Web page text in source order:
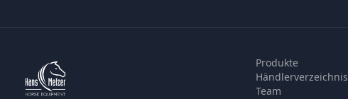
Produkte
Händlerverzeichnis
Team